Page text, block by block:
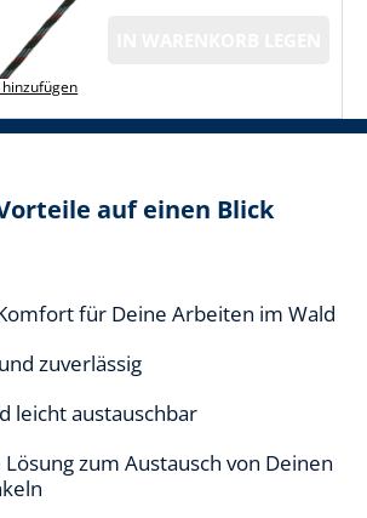
auf einen Blick
für Deine Arbeiten im Wald
zuverlässig
leicht austauschbar
zum Austausch von Deinen